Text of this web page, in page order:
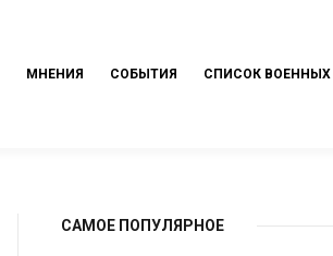
МНЕНИЯ СОБЫТИЯ СПИСОК
САМОЕ ПОПУЛЯРНОЕ